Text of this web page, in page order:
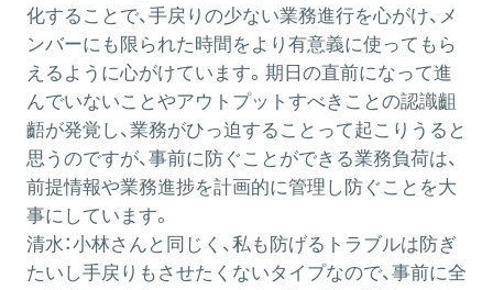
化することで、手戻りの少ない業務進行を心がけ、メ
ンバーにも限られた時間をより有意義に使ってもら
えるように心がけています。期日の直前になって進
んでいないことやアウトプットすべきことの認識齟
齬が発覚し、業務がひっ迫することって起こりうると
思うのですが、事前に防ぐことができる業務負荷は、
前提情報や業務進捗を計画的に管理し防ぐことを大
事にしています。
清水：小林さんと同じく、私も防げるトラブルは防ぎ
たいし手戻りもさせたくないタイプなので、事前に全